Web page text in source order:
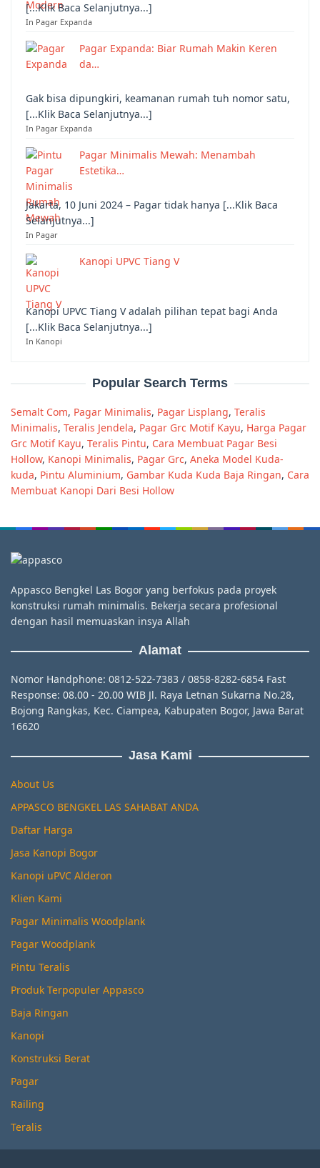
[...Klik Baca Selanjutnya...]
In Pagar Expanda
Pagar Expanda: Biar Rumah Makin Keren
da…
Gak bisa dipungkiri, keamanan rumah tuh nomor satu,
[...Klik Baca Selanjutnya...]
In Pagar Expanda
Pagar Minimalis Mewah: Menambah
Estetika…
Jakarta, 10 Juni 2024 – Pagar tidak hanya [...Klik Baca
Selanjutnya...]
In Pagar
Kanopi UPVC Tiang V
Kanopi UPVC Tiang V adalah pilihan tepat bagi Anda
[...Klik Baca Selanjutnya...]
In Kanopi
Popular Search Terms
Semalt Com, Pagar Minimalis, Pagar Lisplang, Teralis
Minimalis, Teralis Jendela, Pagar Grc Motif Kayu, Harga Pagar
Grc Motif Kayu, Teralis Pintu, Cara Membuat Pagar Besi
Hollow, Kanopi Minimalis, Pagar Grc, Aneka Model Kuda-
kuda, Pintu Aluminium, Gambar Kuda Kuda Baja Ringan, Cara
Membuat Kanopi Dari Besi Hollow
Appasco Bengkel Las Bogor yang berfokus pada proyek
konstruksi rumah minimalis. Bekerja secara profesional
dengan hasil memuaskan insya Allah
Alamat
Nomor Handphone: 0812-522-7383 / 0858-8282-6854 Fast
Response: 08.00 - 20.00 WIB Jl. Raya Letnan Sukarna No.28,
Bojong Rangkas, Kec. Ciampea, Kabupaten Bogor, Jawa Barat
16620
Jasa Kami
About Us
APPASCO BENGKEL LAS SAHABAT ANDA
Daftar Harga
Jasa Kanopi Bogor
Kanopi uPVC Alderon
Klien Kami
Pagar Minimalis Woodplank
Pagar Woodplank
Pintu Teralis
Produk Terpopuler Appasco
Baja Ringan
Kanopi
Konstruksi Berat
Pagar
Railing
Teralis